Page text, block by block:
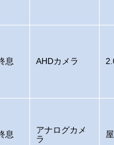
息 AHDカメラ
息
アナログカメ
ラ